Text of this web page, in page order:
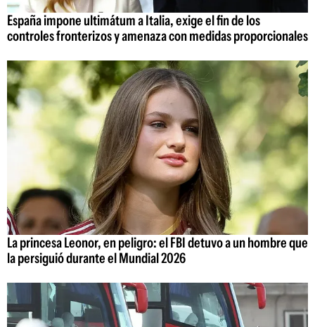
España impone ultimátum a Italia, exige el fin de los
controles fronterizos y amenaza con medidas proporcionales
La princesa Leonor, en peligro: el FBI detuvo a un hombre que
la persiguió durante el Mundial 2026